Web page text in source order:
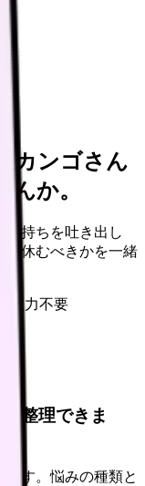
カンゴさん
か。
気持ちを吐き出し
し休むべきかを一緒
入力不要
整理できま
です。悩みの種類と